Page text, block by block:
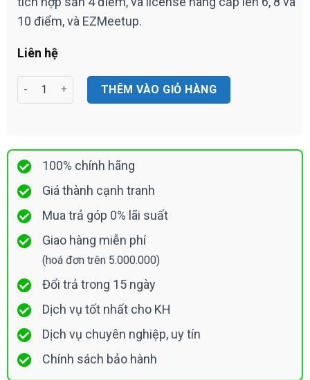
10 điểm, và EZMeetup.
Liên hệ
AVER EVC300 - One Telecommunications số lượng
THÊM VÀO GIỎ HÀNG
100% chính hãng
Giá thành cạnh tranh
Mua trả góp 0% lãi suất
Giao hàng miễn phí
(hoá đơn trên 5.000.000)
Đổi trả trong 15 ngày
Dịch vụ tốt nhất cho KH
Dịch vụ chuyên nghiệp, uy tín
Chính sách bảo hành